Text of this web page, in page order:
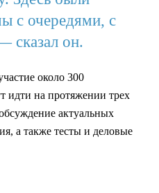
с очередями, с
сказал он.
около 300
идти на протяжении трех
актуальных
а также тесты и деловые